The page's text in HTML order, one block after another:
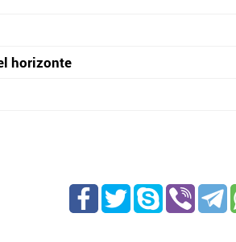
horizonte